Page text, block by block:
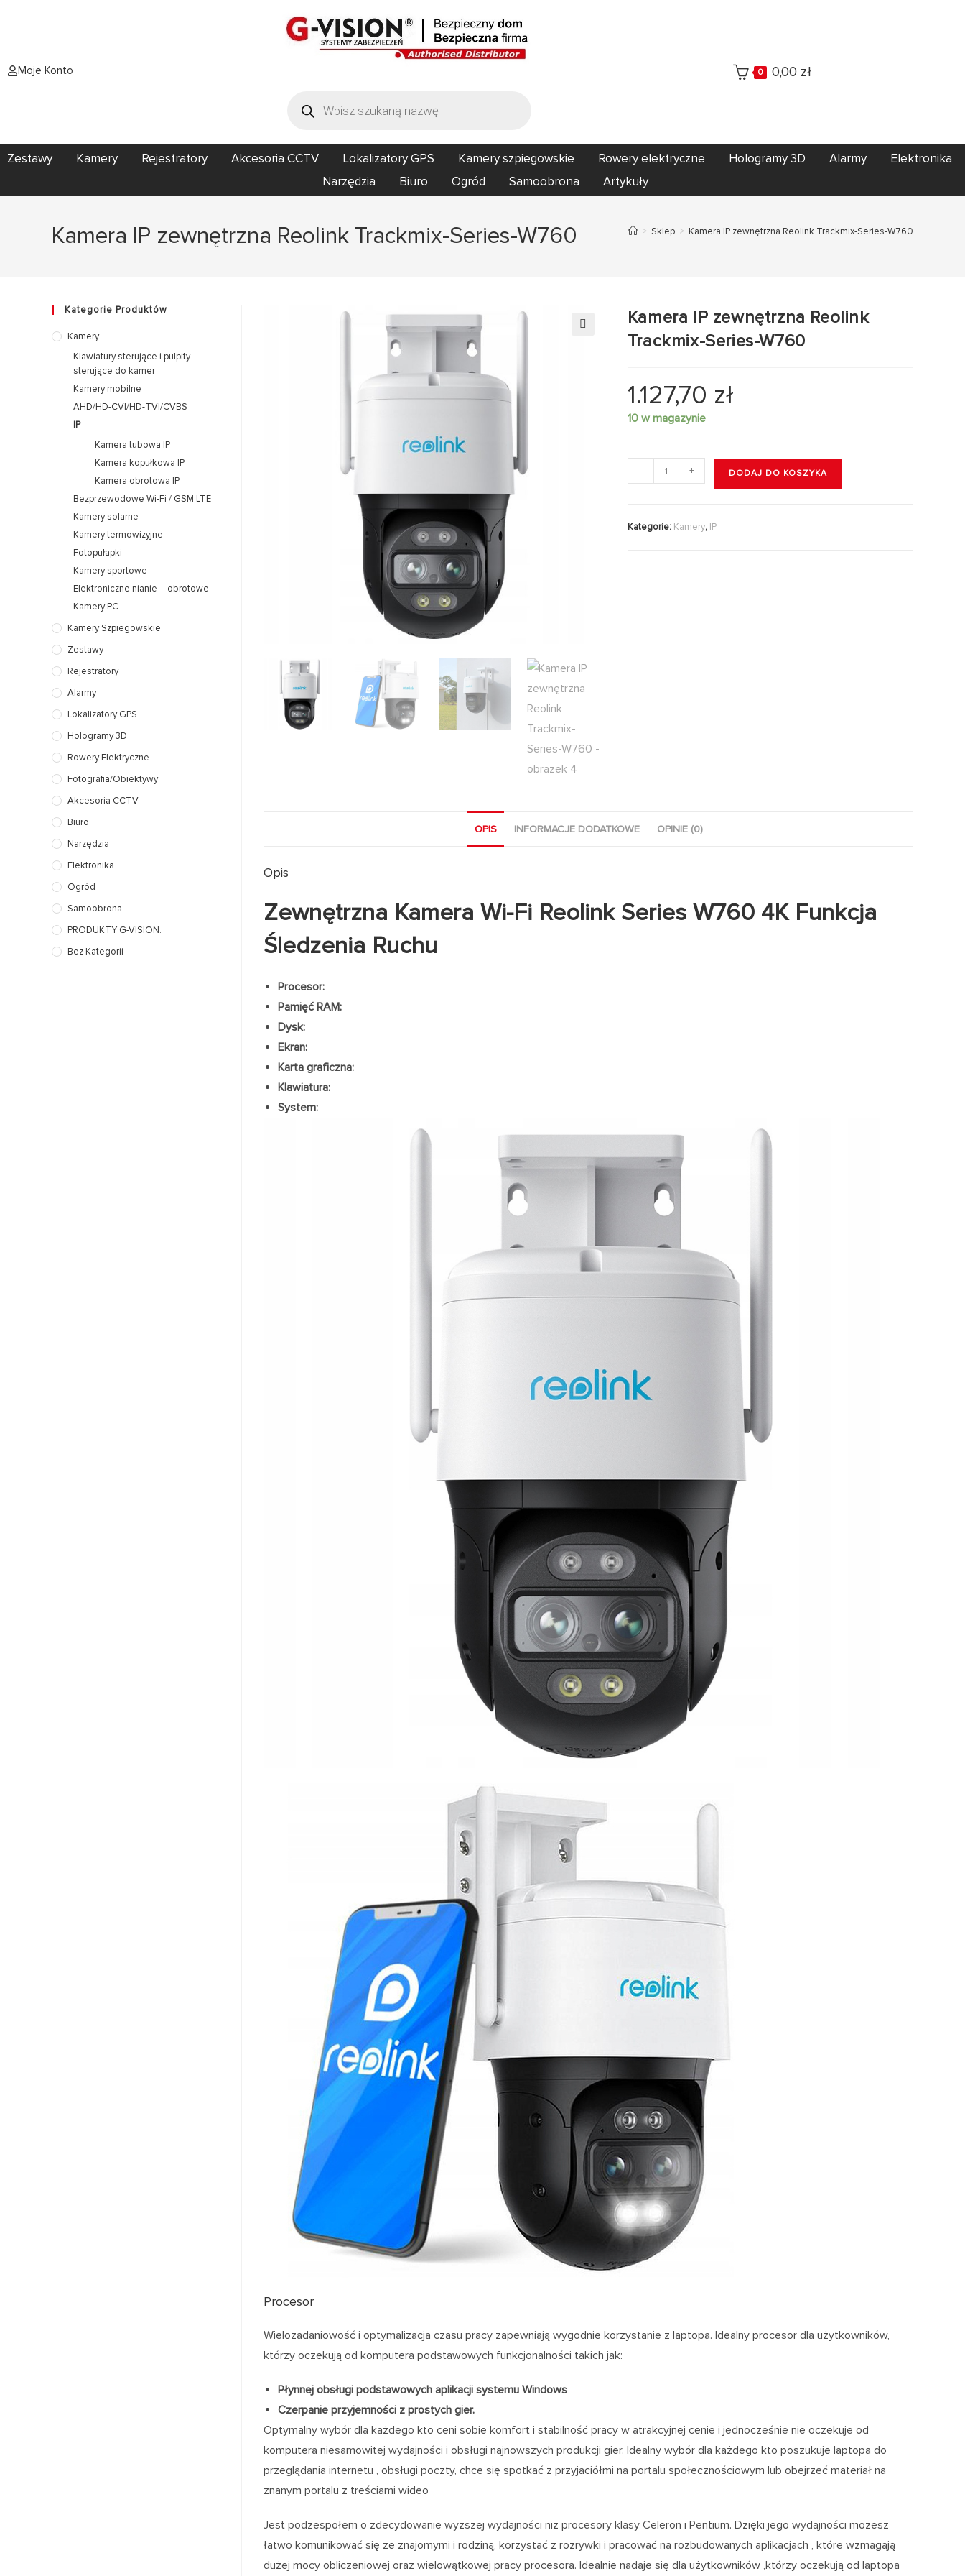
Moje Konto 0 0,00 zł
Zestawy Kamery Rejestratory Akcesoria CCTV Lokalizatory GPS Kamery szpiegowskie Rowery elektryczne Hologramy 3D Alarmy
Elektronika
Narzędzia
Biuro Ogród Samoobrona Artykuły
Kamera IP zewnętrzna Reolink Trackmix-Series-W760 > Sklep > Kamera IP zewnętrzna Reolink Trackmix-Series-W760
Kamera IP zewnętrzna Reolink
Trackmix-Series-W760
1.127,70 zł
10 w magazynie
- + DODAJ DO KOSZYKA
Kategorie: Kamery, IP
OPIS INFORMACJE DODATKOWE OPINIE (0)
Opis
Zewnętrzna Kamera Wi-Fi Reolink Series W760 4K Funkcja
Śledzenia Ruchu
Procesor:
Pamięć RAM:
Dysk:
Ekran:
Karta graficzna:
Klawiatura:
System:
Procesor
Wielozadaniowość i optymalizacja czasu pracy zapewniają wygodnie korzystanie z laptopa. Idealny procesor dla użytkowników,
którzy oczekują od komputera podstawowych funkcjonalności takich jak:
Płynnej obsługi podstawowych aplikacji systemu Windows
Czerpanie przyjemności z prostych gier.
Optymalny wybór dla każdego kto ceni sobie komfort i stabilność pracy w atrakcyjnej cenie i jednocześnie nie oczekuje od
komputera niesamowitej wydajności i obsługi najnowszych produkcji gier. Idealny wybór dla każdego kto poszukuje laptopa do
przeglądania internetu , obsługi poczty, chce się spotkać z przyjaciółmi na portalu społecznościowym lub obejrzeć materiał na
znanym portalu z treściami wideo
Jest podzespołem o zdecydowanie wyższej wydajności niż procesory klasy Celeron i Pentium. Dzięki jego wydajności możesz
łatwo komunikować się ze znajomymi i rodziną, korzystać z rozrywki i pracować na rozbudowanych aplikacjach , które wzmagają
dużej mocy obliczeniowej oraz wielowątkowej pracy procesora. Idealnie nadaje się dla użytkowników ,którzy oczekują od laptopa
Kategorie Produktów
Kamery
Klawiatury sterujące i pulpity
sterujące do kamer
Kamery mobilne
AHD/HD-CVI/HD-TVI/CVBS
IP
Kamera tubowa IP
Kamera kopułkowa IP
Kamera obrotowa IP
Bezprzewodowe Wi-Fi / GSM LTE
Kamery solarne
Kamery termowizyjne
Fotopułapki
Kamery sportowe
Elektroniczne nianie – obrotowe
Kamery PC
Kamery Szpiegowskie
Zestawy
Rejestratory
Alarmy
Lokalizatory GPS
Hologramy 3D
Rowery Elektryczne
Fotografia/Obiektywy
Akcesoria CCTV
Biuro
Narzędzia
Elektronika
Ogród
Samoobrona
PRODUKTY G-VISION.
Bez Kategorii